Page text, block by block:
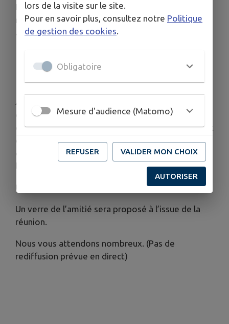
La commune de Ruy-Montceau organise une
réunion publique d’information et d’échanges
autour du budget communal.
Salle du Conseil
Animée par Guy Rabuel, Maire de Ruy-Montceau,
et Lilian Renaud, adjoint délégué aux finances,
cette rencontre permettra aux habitants de mieux
comprendre le fonctionnement du budget
communal, les investissements engagés ainsi que
les projets à venir.
Un temps participatif et ouvert à tous.
Un verre de l’amitié sera proposé à l’issue de la
réunion.
Nous vous attendons nombreux. (Pas de
rediffusion prévue en direct)
lors de la visite sur le site.
Pour en savoir plus, consultez notre Politique
de gestion des cookies.
Obligatoire
Mesure d'audience (Matomo)
REFUSER VALIDER MON CHOIX
AUTORISER